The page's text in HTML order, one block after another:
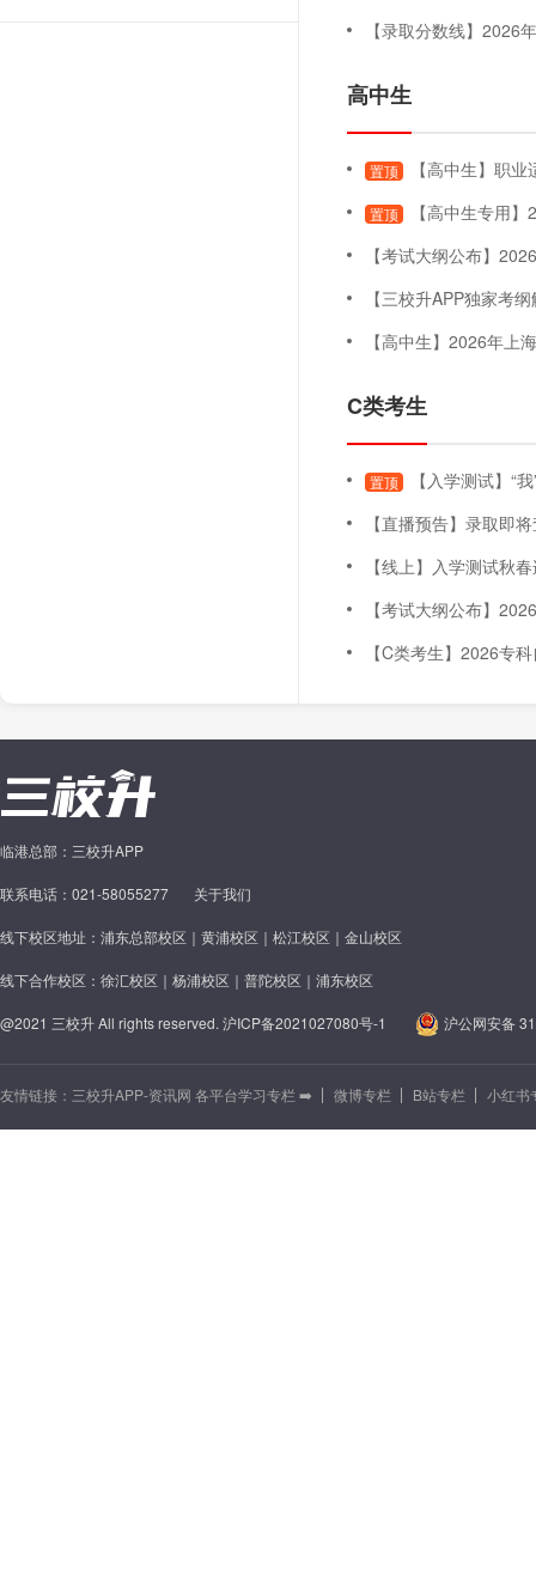
【录取分数线】2026
高中生
置顶 【高中生】职业适应性
置顶
【高中生专用
【考试大纲公布】2026年上
【三校升APP独家考纲解
【高中生】2026年上海三月自主
C类考生
置顶
【入学测试】“
【直播预告】录取即将查询！五月未录取怎
【线上】入学测试秋春连贯
【考试大纲公布】2026年上
【C类考生】2026专
临港总部：三校升APP
联系电话：021-58055277 关于我们
线下校区地址：浦东总部校区｜黄浦校区｜松江校区｜金山校区
线下合作校区：徐汇校区｜杨浦校区｜普陀校区｜浦东校区
@2021 三校升 All rights reserved. 沪ICP备2021027080号-1 沪公网安备
友情链接： 三校升APP-资讯网 各平台学习专栏 ➡️ 微博专栏 B站专栏 小红书